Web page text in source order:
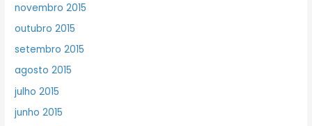
novembro 2015
outubro 2015
setembro 2015
agosto 2015
julho 2015
junho 2015